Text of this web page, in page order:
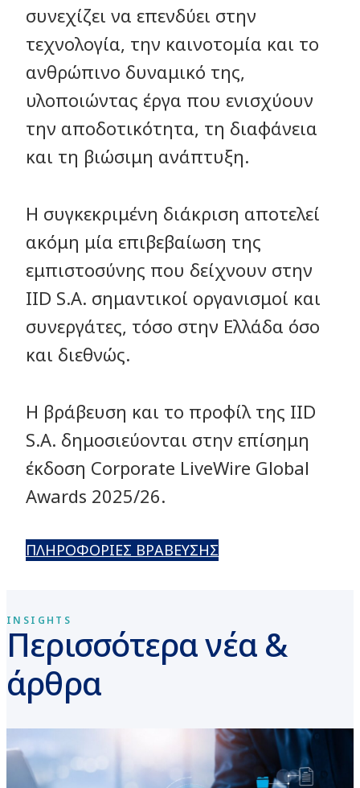
συνεχίζει να επενδύει στην
τεχνολογία, την καινοτομία και το
ανθρώπινο δυναμικό της,
υλοποιώντας έργα που ενισχύουν
την αποδοτικότητα, τη διαφάνεια
και τη βιώσιμη ανάπτυξη.
Η συγκεκριμένη διάκριση αποτελεί
ακόμη μία επιβεβαίωση της
εμπιστοσύνης που δείχνουν στην
IID S.A. σημαντικοί οργανισμοί και
συνεργάτες, τόσο στην Ελλάδα όσο
και διεθνώς.
Η βράβευση και το προφίλ της IID
S.A. δημοσιεύονται στην επίσημη
έκδοση Corporate LiveWire Global
Awards 2025/26.
ΠΛΗΡΟΦΟΡΙΕΣ ΒΡΑΒΕΥΣΗΣ
INSIGHTS
Περισσότερα νέα &
άρθρα